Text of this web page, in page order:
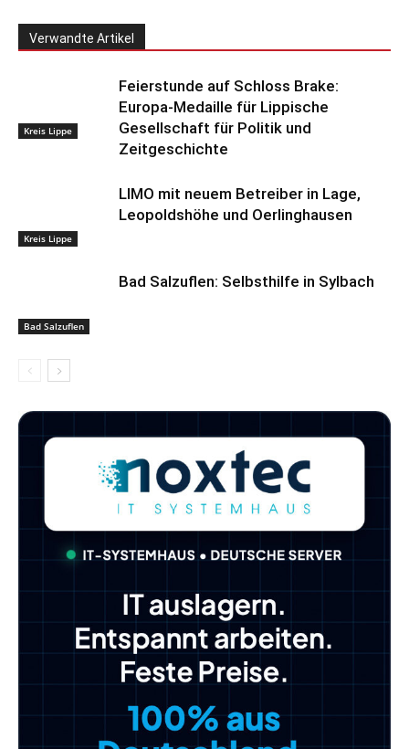
Verwandte Artikel
Kreis Lippe
Feierstunde auf Schloss Brake:
Europa-Medaille für Lippische
Gesellschaft für Politik und
Zeitgeschichte
Kreis Lippe
LIMO mit neuem Betreiber in Lage,
Leopoldshöhe und Oerlinghausen
Bad Salzuflen
Bad Salzuflen: Selbsthilfe in Sylbach